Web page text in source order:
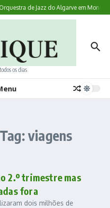
de Jazz do Algarve em
os dias
viagens
2.º trimestre mas
fora
dois milhões de